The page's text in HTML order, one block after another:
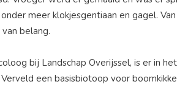
meer klokjesgentiaan en gagel.
belang.
bij Landschap Overijssel, is er in
een basisbiotoop voor